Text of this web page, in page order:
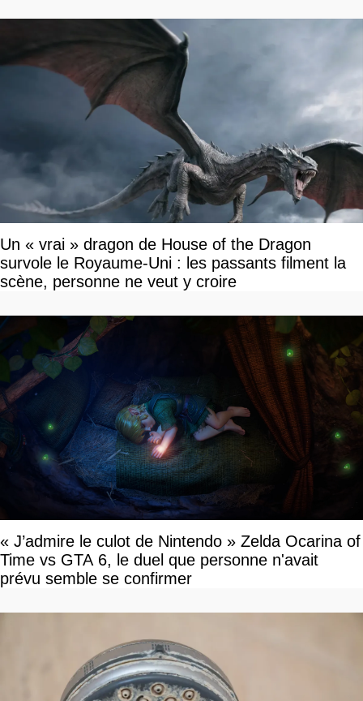
Un « vrai » dragon de House of the Dragon
survole le Royaume-Uni : les passants filment la
scène, personne ne veut y croire
« J’admire le culot de Nintendo » Zelda Ocarina of
Time vs GTA 6, le duel que personne n'avait
prévu semble se confirmer